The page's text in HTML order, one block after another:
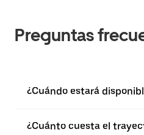
Preguntas
¿Cuándo estará
¿Cuánto cuesta el